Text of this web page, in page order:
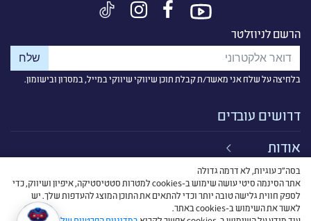
הרשם לניוזלטר
בלחיצה על שלח אני מאשר/ת קבלת תוכן שיווקי שיווקי במייל, במסרון ובישומון.
דרושים עובדים
אודות
קישורים
תנאי שימוש
בסה״כ עוגיות, לא דרמה גדולה
אתר הסינמה סיטי עושה שימוש ב-cookies למטרות סטטיסטיקה, איפיון ושיווק, כדי
לספק חווית גלישה טובה יותר וכדי להתאים את התוכן המוצג להעדפות שלך. יש
לאשר את השימוש ב-cookies באתר.